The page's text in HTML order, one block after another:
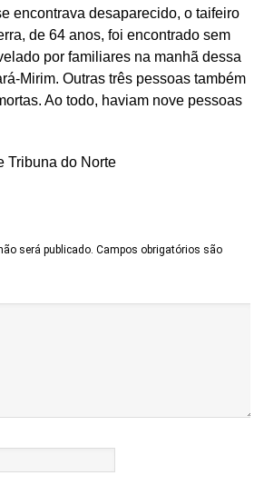
encontrava desaparecido, o taifeiro
de 64 anos, foi encontrado sem
por familiares na manhã dessa
Mirim. Outras três pessoas também
Ao todo, haviam nove pessoas
Tribuna do Norte
será publicado. Campos obrigatórios são